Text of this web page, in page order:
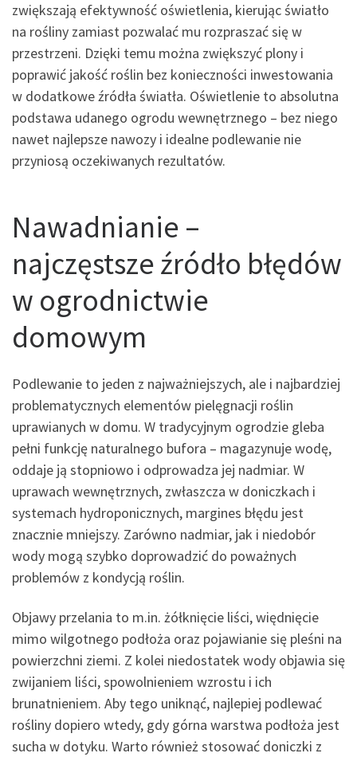
zwiększają efektywność oświetlenia, kierując światło
na rośliny zamiast pozwalać mu rozpraszać się w
przestrzeni. Dzięki temu można zwiększyć plony i
poprawić jakość roślin bez konieczności inwestowania
w dodatkowe źródła światła. Oświetlenie to absolutna
podstawa udanego ogrodu wewnętrznego – bez niego
nawet najlepsze nawozy i idealne podlewanie nie
przyniosą oczekiwanych rezultatów.
Nawadnianie –
najczęstsze źródło błędów
w ogrodnictwie
domowym
Podlewanie to jeden z najważniejszych, ale i najbardziej
problematycznych elementów pielęgnacji roślin
uprawianych w domu. W tradycyjnym ogrodzie gleba
pełni funkcję naturalnego bufora – magazynuje wodę,
oddaje ją stopniowo i odprowadza jej nadmiar. W
uprawach wewnętrznych, zwłaszcza w doniczkach i
systemach hydroponicznych, margines błędu jest
znacznie mniejszy. Zarówno nadmiar, jak i niedobór
wody mogą szybko doprowadzić do poważnych
problemów z kondycją roślin.
Objawy przelania to m.in. żółknięcie liści, więdnięcie
mimo wilgotnego podłoża oraz pojawianie się pleśni na
powierzchni ziemi. Z kolei niedostatek wody objawia się
zwijaniem liści, spowolnieniem wzrostu i ich
brunatnieniem. Aby tego uniknąć, najlepiej podlewać
rośliny dopiero wtedy, gdy górna warstwa podłoża jest
sucha w dotyku. Warto również stosować doniczki z